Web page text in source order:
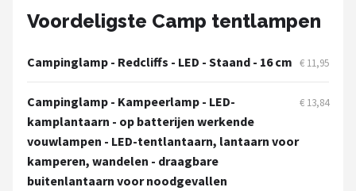
LifeGoods
Bo-Camp
NOMAD
Gimeg
Campingaz
Voordeligste Camp tentlampen
Campinglamp - Redcliffs - LED - Staand - 16 cm € 11,95
Campinglamp - Kampeerlamp - LED-
kamplantaarn - op batterijen werkende
vouwlampen - LED-tentlantaarn, lantaarn voor
kamperen, wandelen - draagbare
buitenlantaarn voor noodgevallen
€ 13,84